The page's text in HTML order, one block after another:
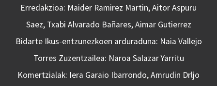
Erredakzioa: Maider Ramirez Martin, Aitor Aspuru
Saez, Txabi Alvarado Bañares, Aimar Gutierrez
Bidarte Ikus-entzunezkoen arduraduna: Naia Vallejo
Torres Zuzentzailea: Naroa Salazar Yarritu
Komertzialak: Iera Garaio Ibarrondo, Amrudin Drljo